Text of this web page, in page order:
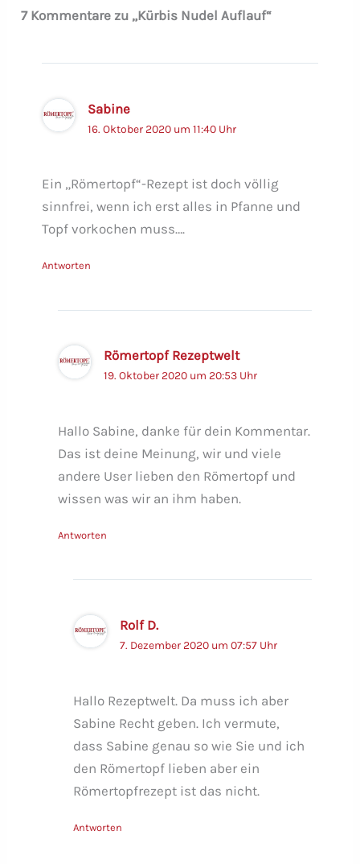
7 Kommentare zu „Kürbis Nudel Auflauf“
Sabine
16. Oktober 2020 um 11:40 Uhr
Ein „Römertopf“-Rezept ist doch völlig
sinnfrei, wenn ich erst alles in Pfanne und
Topf vorkochen muss….
Antworten
Römertopf Rezeptwelt
19. Oktober 2020 um 20:53 Uhr
Hallo Sabine, danke für dein Kommentar.
Das ist deine Meinung, wir und viele
andere User lieben den Römertopf und
wissen was wir an ihm haben.
Antworten
Rolf D.
7. Dezember 2020 um 07:57 Uhr
Hallo Rezeptwelt. Da muss ich aber
Sabine Recht geben. Ich vermute,
dass Sabine genau so wie Sie und ich
den Römertopf lieben aber ein
Römertopfrezept ist das nicht.
Antworten